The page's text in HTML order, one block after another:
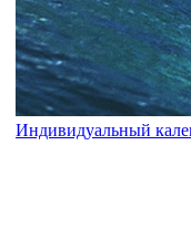
Индивидуальный